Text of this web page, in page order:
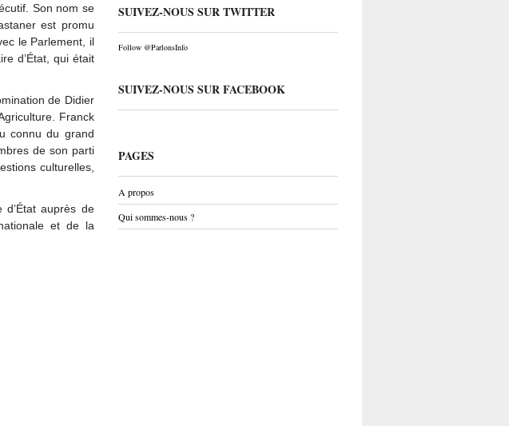
Son nom se
est promu
le Parlement, il
d’État, qui était
de Didier
Franck
connu du grand
de son parti
culturelles,
auprès de
et de la
SUIVEZ-NOUS SUR TWITTER
Follow @ParlonsInfo
SUIVEZ-NOUS SUR FACEBOOK
PAGES
A propos
Qui sommes-nous ?